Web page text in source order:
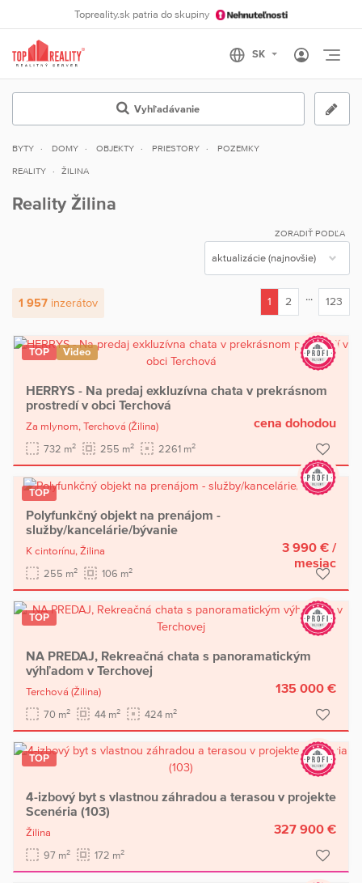
Topreality.sk patria do skupiny
Vyhľadávanie
BYTY DOMY OBJEKTY PRIESTORY POZEMKY
REALITY ŽILINA
Reality Žilina
ZORADIŤ PODĽA
1 957 inzerátov
1
2 ... 123
TOP Video
HERRYS - Na predaj exkluzívna chata v prekrásnom
prostredí v obci Terchová
Za mlynom, Terchová (Žilina)
732 m2 255 m2 2261 m2
cena dohodou
TOP
Polyfunkčný objekt na prenájom -
služby/kancelárie/bývanie
K cintorínu, Žilina
255 m2 106 m2
3 990 € /
mesiac
TOP
NA PREDAJ, Rekreačná chata s panoramatickým
výhľadom v Terchovej
Terchová (Žilina)
70 m2 44 m2 424 m2
135 000 €
TOP
4-izbový byt s vlastnou záhradou a terasou v projekte
Scenéria (103)
Žilina
97 m2 172 m2
327 900 €